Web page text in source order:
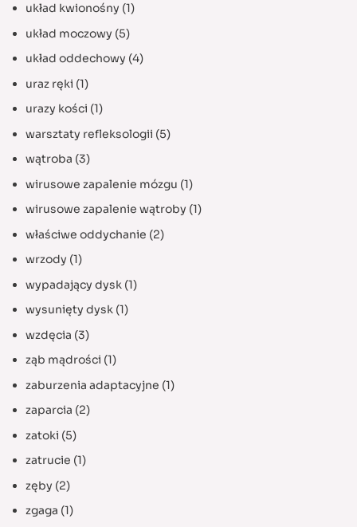
układ kwionośny (1)
układ moczowy (5)
układ oddechowy (4)
uraz ręki (1)
urazy kości (1)
warsztaty refleksologii (5)
wątroba (3)
wirusowe zapalenie mózgu (1)
wirusowe zapalenie wątroby (1)
właściwe oddychanie (2)
wrzody (1)
wypadający dysk(1)
wysunięty dysk(1)
wzdęcia (3)
ząb mądrości (1)
zaburzenia adaptacyjne (1)
zaparcia (2)
zatoki (5)
zatrucie (1)
zęby (2)
zgaga (1)